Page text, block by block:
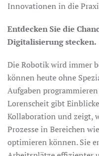
Innovationen in die
Entdecken Sie die
Digitalisierung stecken.
Die Robotik wird immer
können heute ohne
Aufgaben
Lorenscheit gibt
Kollaboration und zeigt,
Prozesse in Bereichen
optimieren können. Sie